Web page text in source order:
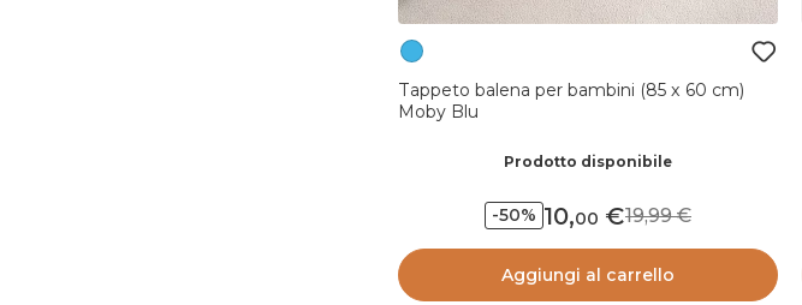
Tappeto balena per bambini (85 x 60 cm)
Moby Blu
Prodotto disponibile
-50% 10,00 19,99
Aggiungi al carrello